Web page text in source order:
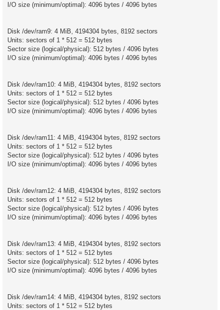
I/O size (minimum/optimal): 4096 bytes / 4096 bytes
Disk /dev/ram9: 4 MiB, 4194304 bytes, 8192 sectors
Units: sectors of 1 * 512 = 512 bytes
Sector size (logical/physical): 512 bytes / 4096 bytes
I/O size (minimum/optimal): 4096 bytes / 4096 bytes
Disk /dev/ram10: 4 MiB, 4194304 bytes, 8192 sectors
Units: sectors of 1 * 512 = 512 bytes
Sector size (logical/physical): 512 bytes / 4096 bytes
I/O size (minimum/optimal): 4096 bytes / 4096 bytes
Disk /dev/ram11: 4 MiB, 4194304 bytes, 8192 sectors
Units: sectors of 1 * 512 = 512 bytes
Sector size (logical/physical): 512 bytes / 4096 bytes
I/O size (minimum/optimal): 4096 bytes / 4096 bytes
Disk /dev/ram12: 4 MiB, 4194304 bytes, 8192 sectors
Units: sectors of 1 * 512 = 512 bytes
Sector size (logical/physical): 512 bytes / 4096 bytes
I/O size (minimum/optimal): 4096 bytes / 4096 bytes
Disk /dev/ram13: 4 MiB, 4194304 bytes, 8192 sectors
Units: sectors of 1 * 512 = 512 bytes
Sector size (logical/physical): 512 bytes / 4096 bytes
I/O size (minimum/optimal): 4096 bytes / 4096 bytes
Disk /dev/ram14: 4 MiB, 4194304 bytes, 8192 sectors
Units: sectors of 1 * 512 = 512 bytes